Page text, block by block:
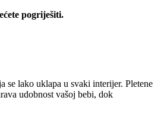
pogriješiti.
se lako uklapa u svaki interijer. Pletene
udobnost vašoj bebi, dok